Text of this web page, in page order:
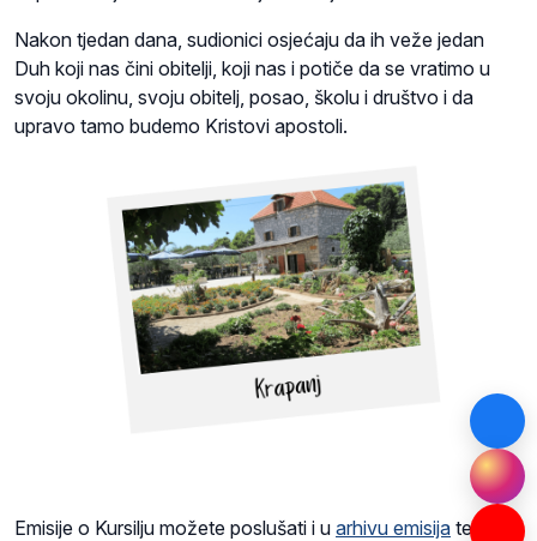
Nakon tjedan dana, sudionici osjećaju da ih veže jedan
Duh koji nas čini obitelji, koji nas i potiče da se vratimo u
svoju okolinu, svoju obitelj, posao, školu i društvo i da
upravo tamo budemo Kristovi apostoli.
Emisije o Kursilju možete poslušati i u arhivu emisija te na